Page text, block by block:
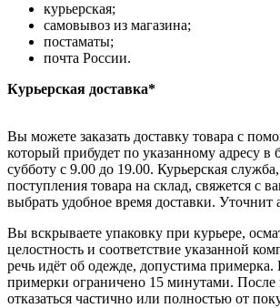
курьерская;
самовывоз из магазина;
постаматы;
почта России.
Курьерская доставка*
Вы можете заказать доставку товара с
который прибудет по указанному адресу в
субботу с 9.00 до 19.00. Курьерская
поступления товара на склад, свяжется с
выбрать удобное время доставки. Уточнит
Вы вскрываете упаковку при курьере,
целостность и соответствие указанной
речь идёт об одежде, допустима примерка.
примерки ограничено 15 минутами.
отказаться частично или полностью от